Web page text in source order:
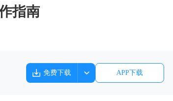
指南
免费下载 APP下载